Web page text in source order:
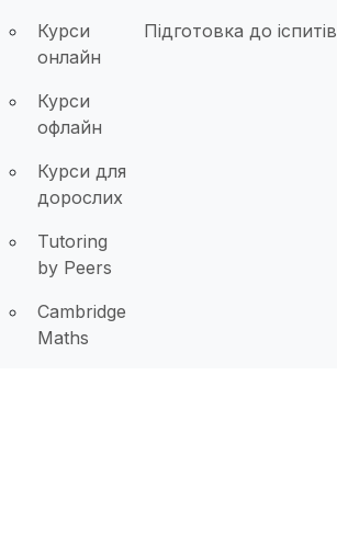
Курси
онлайн
Курси
офлайн
Курси для
дорослих
Tutoring
by Peers
Cambridge
Maths
Підготовка до іспитів